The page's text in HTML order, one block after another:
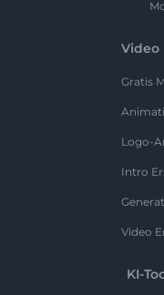
Video
Gratis
Logo-
Intro
Video
KI-